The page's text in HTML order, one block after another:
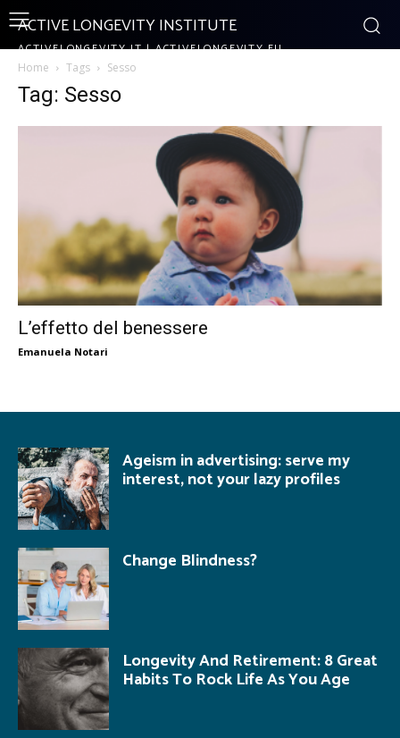
ACTIVE LONGEVITY INSTITUTE
ACTIVELONGEVITY.IT | ACTIVELONGEVITY.EU
Home Tags Sesso
Tag: Sesso
L’effetto del benessere
Emanuela Notari
Ageism in advertising: serve my
interest, not your lazy profiles
Change Blindness?
Longevity And Retirement: 8 Great
Habits To Rock Life As You Age